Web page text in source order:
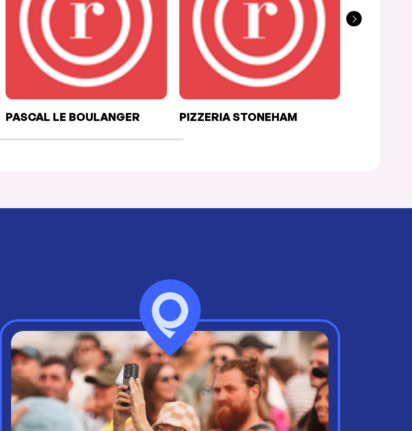
PASCAL LE BOULANGER PIZZERIA STONEHAM